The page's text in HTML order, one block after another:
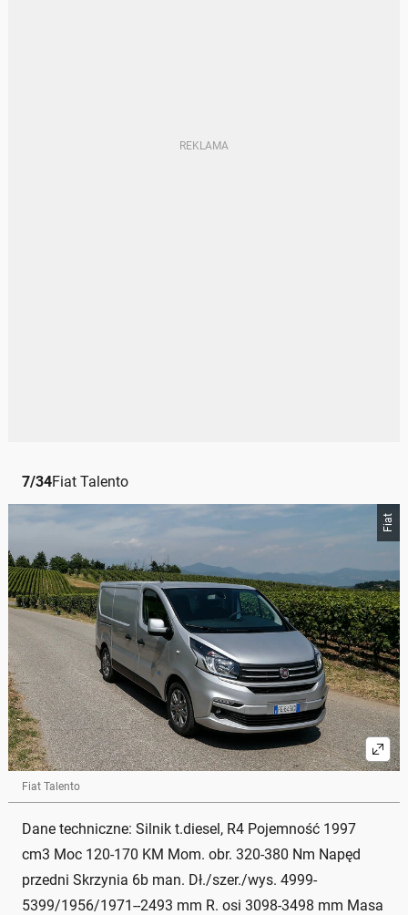
7/34Fiat Talento
Fiat
Fiat Talento
Dane techniczne: Silnik t.diesel, R4 Pojemność 1997
cm3 Moc 120-170 KM Mom. obr. 320-380 Nm Napęd
przedni Skrzynia 6b man. Dł./szer./wys. 4999-
5399/1956/1971--2493 mm R. osi 3098-3498 mm Masa